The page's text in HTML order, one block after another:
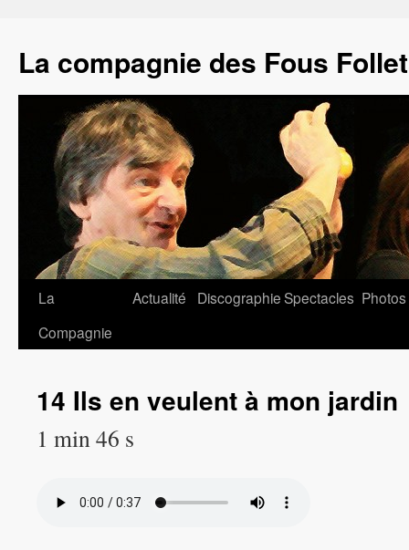
La compagnie des Fous
Aller
La
Compagnie
Actualité DiscographieSpectacles Photos
14 Ils en veulent à mon jardin
1 min 46 s